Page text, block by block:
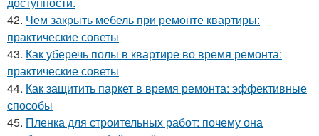
42. Чем закрыть мебель при ремонте квартиры:
практические советы
43. Как уберечь полы в квартире во время ремонта:
практические советы
44. Как защитить паркет в время ремонта: эффективные
способы
45. Пленка для строительных работ: почему она